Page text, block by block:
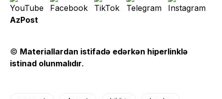
AzPost
© Materiallardan istifadə edərkən hiperlinklə
istinad olunmalıdır.